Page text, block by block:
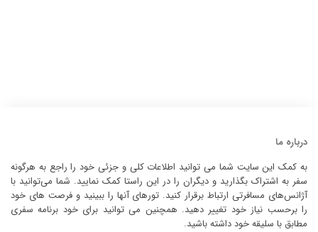
درباره ما
به کمک این سایت شما می توانید اطلاعات کلی و جزئی خود را راجع به هرگونه
سفر به اشتراک بگذارید و دیگران را در این راستا کمک نمایید. شما می‌توانید با
آژانس‌های مسافرتی ارتباط برقرار کنید. تورهای آنها را ببینید و فرصت های خود
را برحسب نیاز خود تغییر دهید. همچنین می توانید برای خود برنامه سفری
مطابق با سلیقه خود داشته باشید.